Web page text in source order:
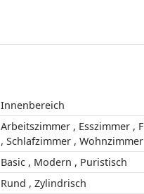
Innenbereich
Arbeitszimmer , Esszimmer , Flur , Küche
, Schlafzimmer , Wohnzimmer
Basic , Modern , Puristisch
Rund , Zylindrisch